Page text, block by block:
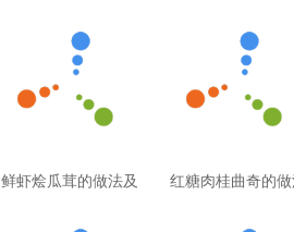
鲜虾烩瓜茸的做法及 红糖肉桂曲奇的